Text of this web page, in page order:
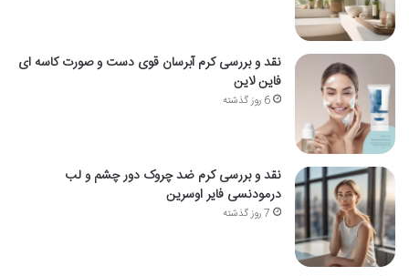
نقد و بررسی کرم آبرسان قوی دست و صورت کاسه ای
فاین لاین
6 روز گذشته
نقد و بررسی کرم ضد چروک دور چشم و لب
درمودنسی فایر اوسرین
7 روز گذشته